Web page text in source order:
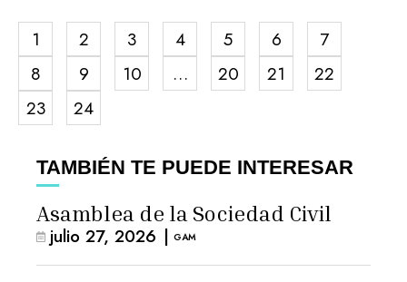
1 2 3 4 5 6
7
8
9 10 … 20 21
22
23
24
TAMBIÉN TE PUEDE INTERESAR
Asamblea de la Sociedad Civil
julio 27, 2026 | GAM